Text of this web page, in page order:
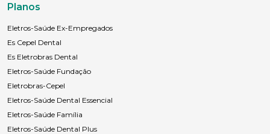
Planos
Eletros-Saúde Ex-Empregados
Es Cepel Dental
Es Eletrobras Dental
Eletros-Saúde Fundação
Eletrobras-Cepel
Eletros-Saúde Dental Essencial
Eletros-Saúde Família
Eletros-Saúde Dental Plus